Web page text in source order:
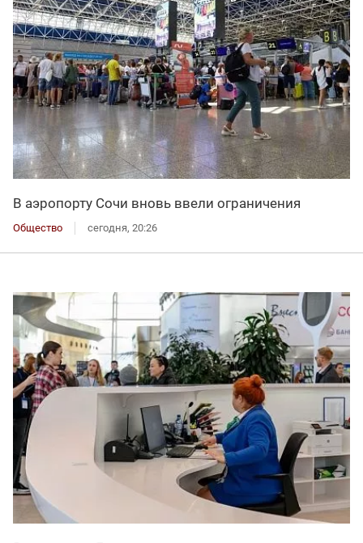
В аэропорту Сочи вновь ввели ограничения
Общество сегодня, 20:26